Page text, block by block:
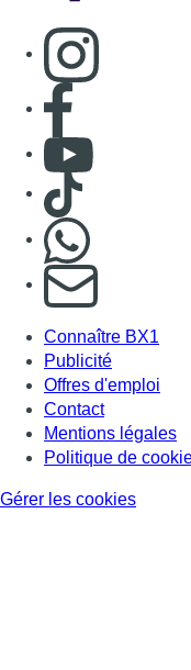
Consulter
Consulter page
Consulter
Consulter
S'abonner
Connaître BX1
Publicité
Offres d'emploi
Contact
Mentions légales
Politique de
Gérer les cookies